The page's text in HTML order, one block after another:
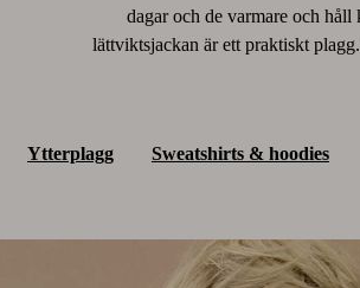
dagar och de varmare och
lättviktsjackan är ett praktiskt
Ytterplagg Sweatshirts & hoodies